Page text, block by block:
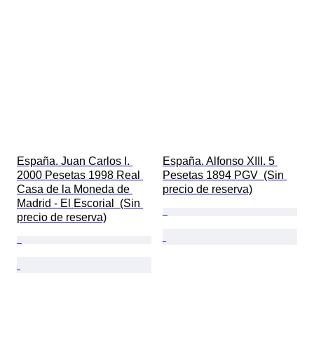
España. Juan Carlos I.
2000 Pesetas 1998 Real
Casa de la Moneda de
Madrid - El Escorial  (Sin
precio de reserva)
España. Alfonso XIII. 5
Pesetas 1894 PGV  (Sin
precio de reserva)